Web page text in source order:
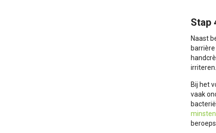
Stap
Naast
Bij het
vaak